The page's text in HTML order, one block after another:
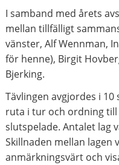
I samband med årets
mellan tillfälligt
vänster, Alf Wennman,
för henne), Birgit
Bjerking.
Tävlingen avgjordes i
ruta i tur och ordning
slutspelade. Antalet lag
Skillnaden mellan lagen
anmärkningsvärt och